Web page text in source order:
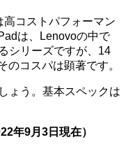
高コストパフォーマン
は、Lenovoの中で
シリーズですが、14
コスパは顕著です。
ょう。基本スペックは
年9月3日現在）